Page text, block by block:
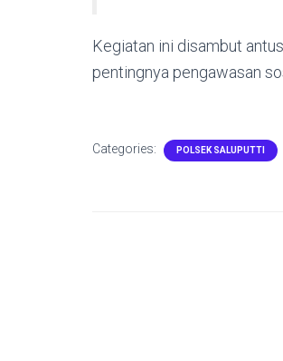
Kegiatan ini disambut
pentingnya pengawasan
Categories: POLSEK SALUPUTTI